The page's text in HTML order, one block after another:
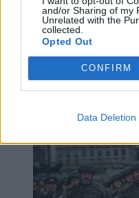
and/or Sharing of my
Unrelated with the
collected.
Opted Out
CONFIRM
Data Deletion